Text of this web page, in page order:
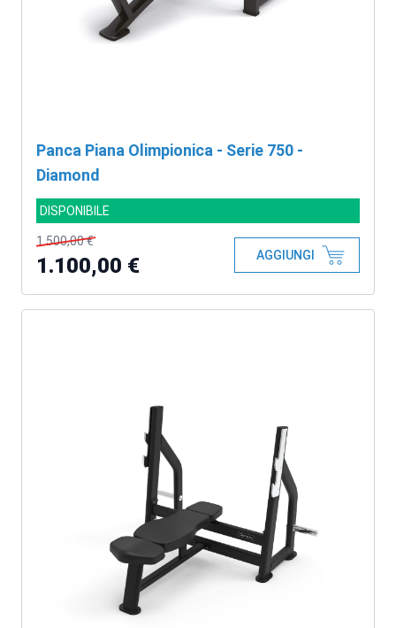
Panca Piana Olimpionica - Serie 750 -
Diamond
DISPONIBILE
1.500,00 €
1.100,00 € AGGIUNGI